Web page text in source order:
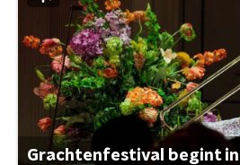
Grachtenfestival begint